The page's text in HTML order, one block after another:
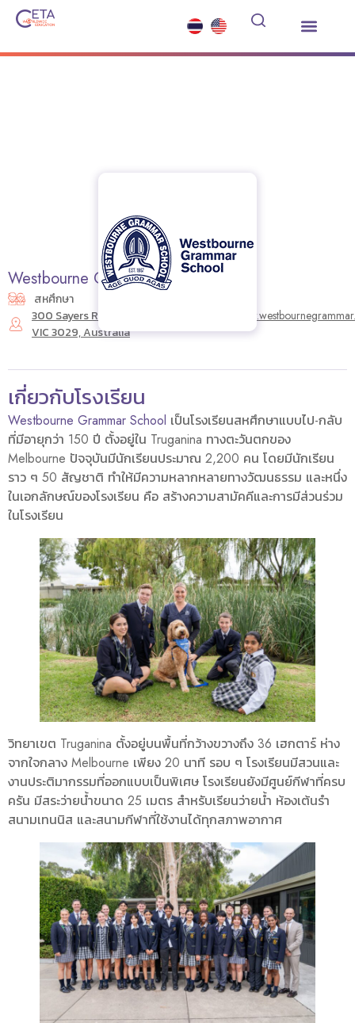
Westbourne Grammar School
สหศึกษา
300 Sayers Rd, Truganina
VIC 3029, Australia
https://
เกี่ยวกับโรงเรียน
Westbourne Grammar School เป็นโรงเรียนสหศึกษาแบบไป-กลับ
ที่มีอายุกว่า 150 ปี ตั้งอยู่ใน Truganina ทางตะวันตกของ
Melbourne ปัจจุบันมีนักเรียนประมาณ 2,200 คน โดยมีนักเรียน
ราว ๆ 50 สัญชาติ ทำให้มีความหลากหลายทางวัฒนธรรม และหนึ่ง
ในเอกลักษณ์ของโรงเรียน คือ สร้างความสามัคคีและการมีส่วนร่วม
ในโรงเรียน
วิทยาเขต Truganina ตั้งอยู่บนพื้นที่กว้างขวางถึง 36 เฮกตาร์ ห่าง
จากใจกลาง Melbourne เพียง 20 นาที รอบ ๆ โรงเรียนมีสวนและ
งานประติมากรรมที่ออกแบบเป็นพิเศษ โรงเรียนยังมีศูนย์กีฬาที่ครบ
ครัน มีสระว่ายน้ำขนาด 25 เมตร สำหรับเรียนว่ายน้ำ ห้องเต้นรำ
สนามเทนนิส และสนามกีฬาที่ใช้งานได้ทุกสภาพอากาศ